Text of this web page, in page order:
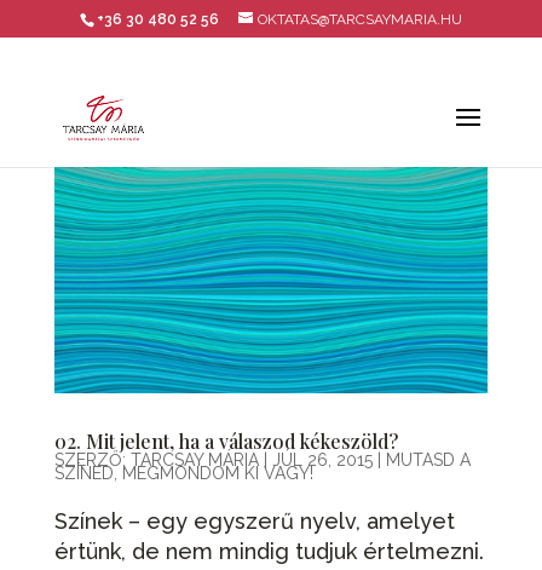
+36 30 480 52 56 OKTATAS@TARCSAYMARIA.HU
02. Mit jelent, ha a válaszod kékeszöld?
SZERZŐ: TARCSAY MÁRIA| JÚL 26, 2015| MUTASD A
SZÍNED, MEGMONDOM KI VAGY!
Színek – egy egyszerű nyelv, amelyet
értünk, de nem mindig tudjuk értelmezni.